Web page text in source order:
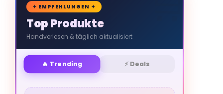
✦ EMPFEHLUNGEN ✦
Top Produkte
Handverlesen & täglich aktualisiert
🔥 Trending ⚡ Deals